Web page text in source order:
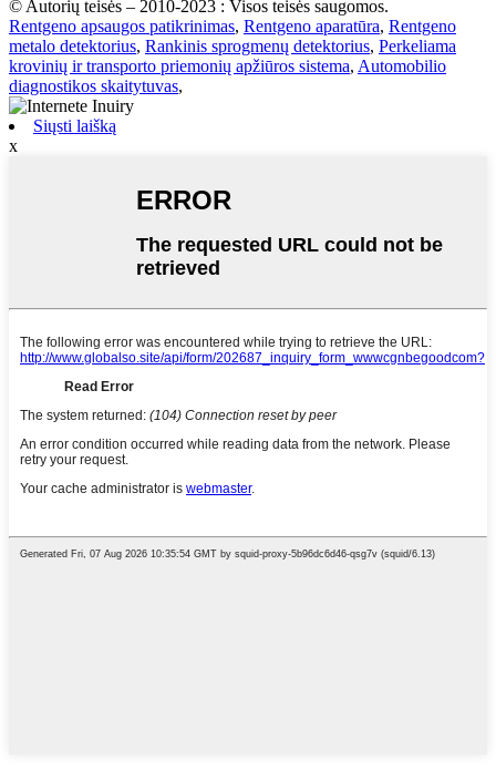
© Autorių teisės – 2010-2023 : Visos teisės saugomos.
Rentgeno apsaugos patikrinimas, Rentgeno aparatūra, Rentgeno
metalo detektorius, Rankinis sprogmenų detektorius, Perkeliama
krovinių ir transporto priemonių apžiūros sistema, Automobilio
diagnostikos skaitytuvas,
Siųsti laišką
x